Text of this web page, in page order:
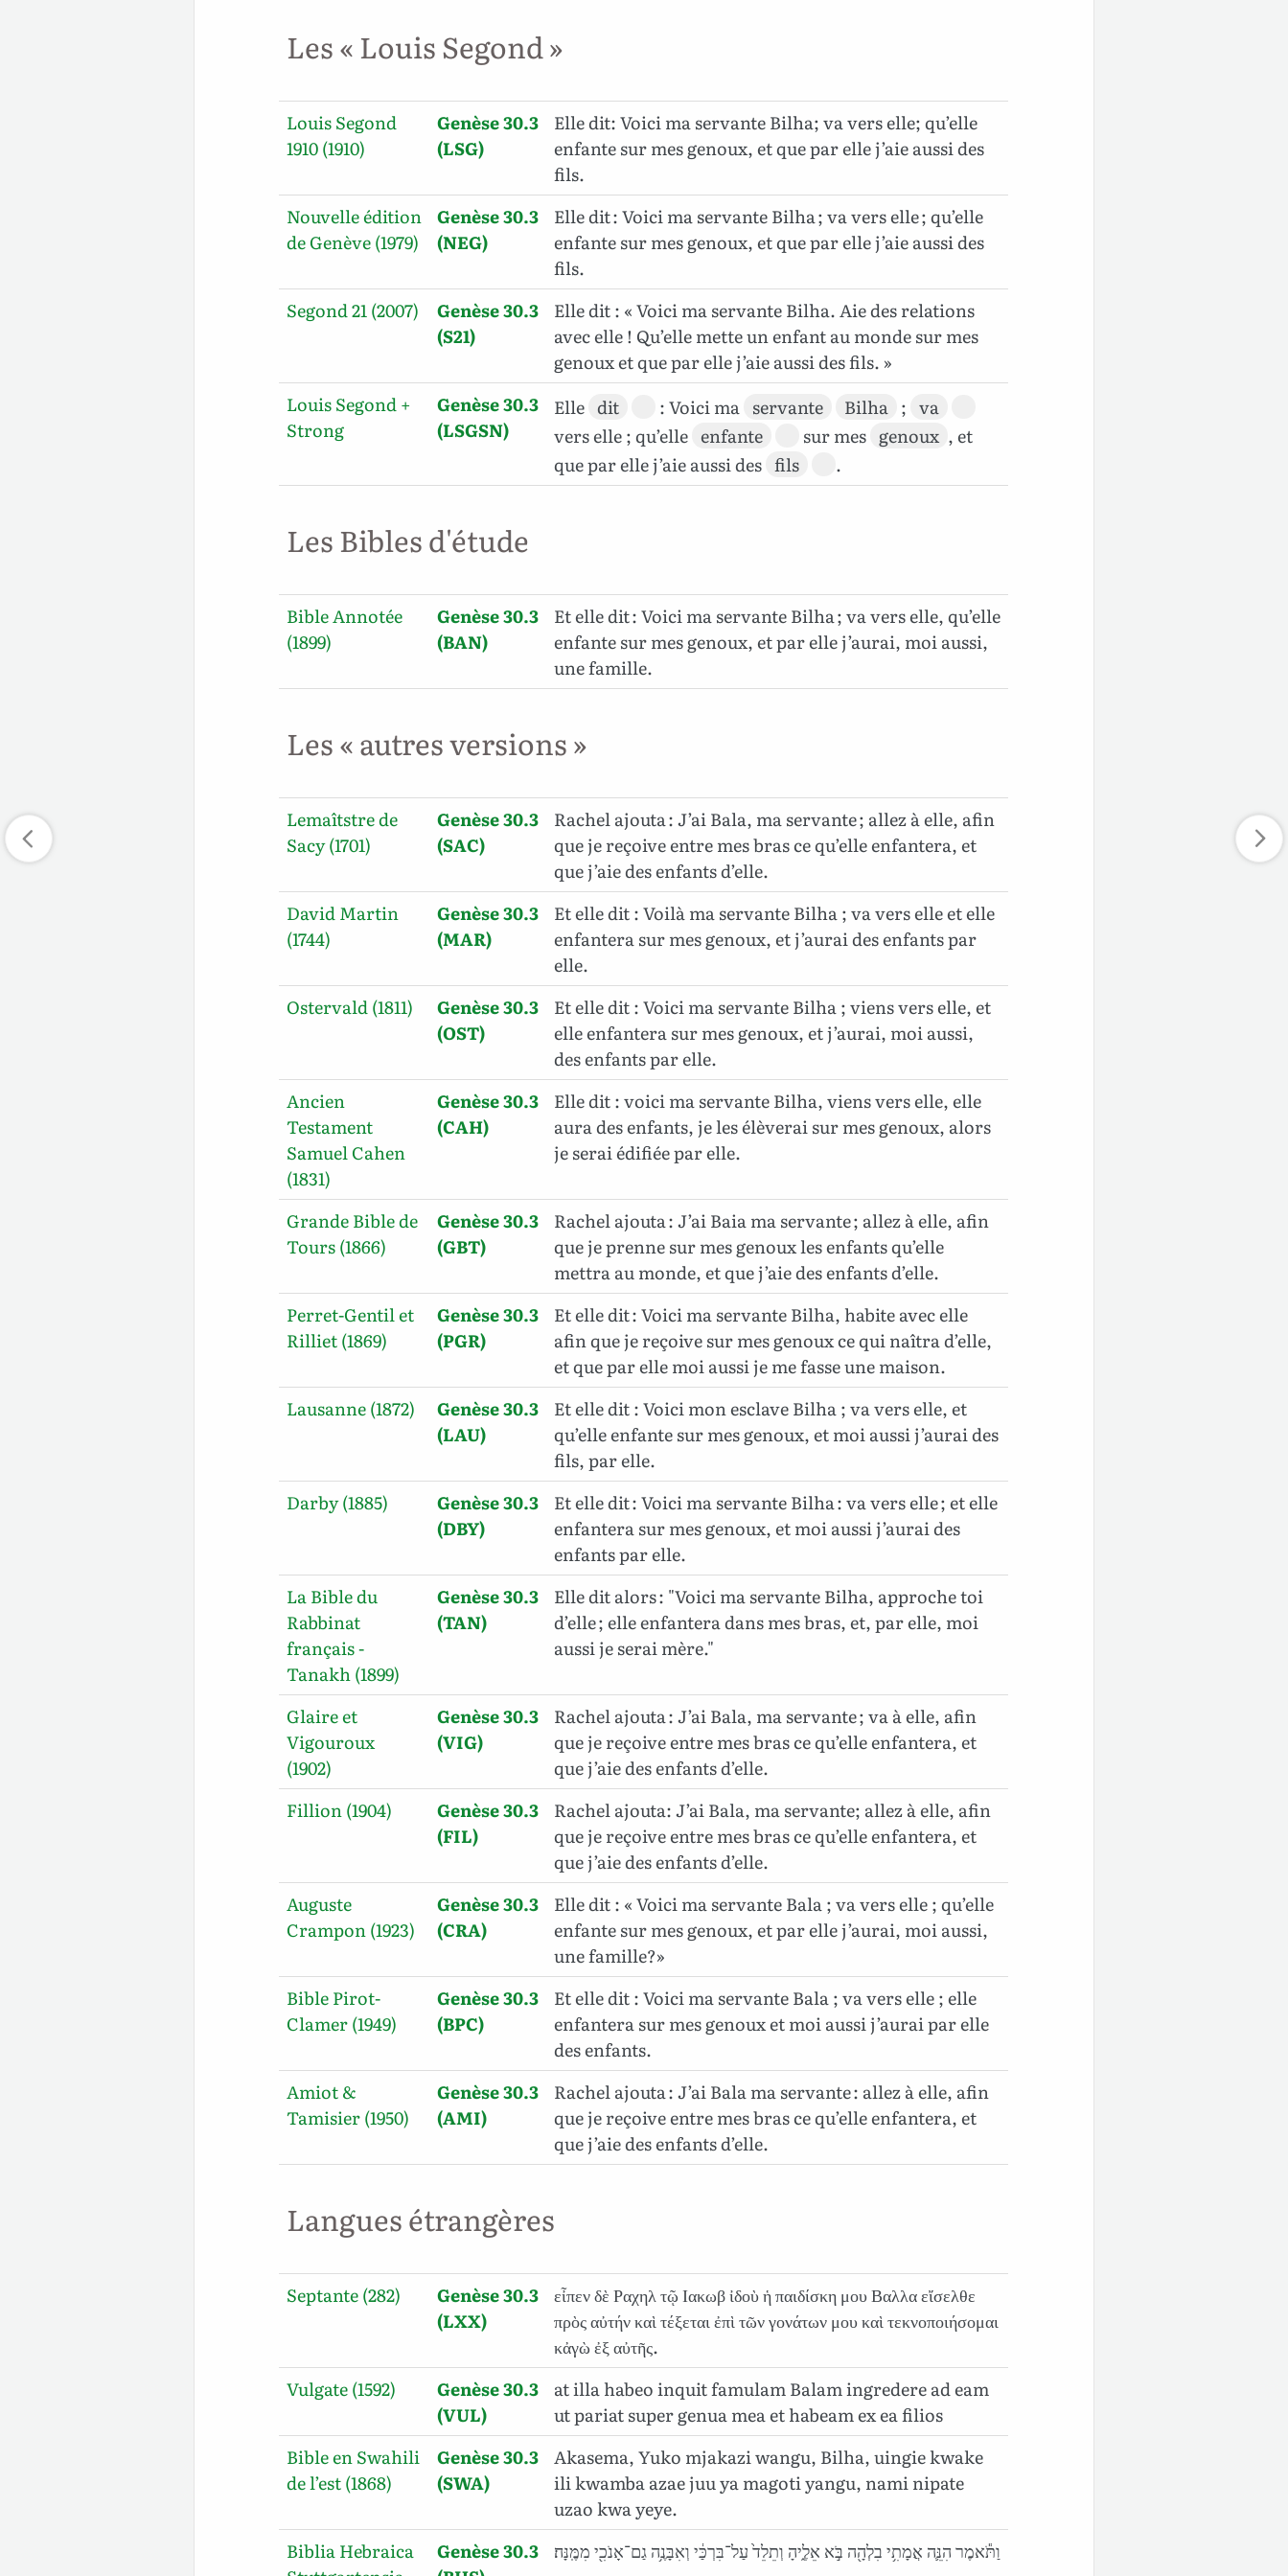
Les « Louis Segond »
Louis Segond
1910 (1910)
Genèse 30.3
(LSG)
Elle dit: Voici ma servante Bilha; va vers elle; qu’elle
enfante sur mes genoux, et que par elle j’aie aussi des
fils.
Nouvelle édition
de Genève (1979)
Genèse 30.3
(NEG)
Elle dit : Voici ma servante Bilha ; va vers elle ; qu’elle
enfante sur mes genoux, et que par elle j’aie aussi des
fils.
Segond 21 (2007)
Genèse 30.3
(S21)
Elle dit : « Voici ma servante Bilha. Aie des relations
avec elle ! Qu’elle mette un enfant au monde sur mes
genoux et que par elle j’aie aussi des fils. »
Louis Segond +
Strong
Genèse 30.3
(LSGSN)
Elle dit : Voici ma servante Bilha ; va
vers elle ; qu’elle enfante sur mes genoux , et
que par elle j’aie aussi des fils .
Les Bibles d'étude
Bible Annotée
(1899)
Genèse 30.3
(BAN)
Et elle dit : Voici ma servante Bilha ; va vers elle, qu’elle
enfante sur mes genoux, et par elle j’aurai, moi aussi,
une famille.
Les « autres versions »
Lemaîtstre de
Sacy (1701)
Genèse 30.3
(SAC)
Rachel ajouta : J’ai Bala, ma servante ; allez à elle, afin
que je reçoive entre mes bras ce qu’elle enfantera, et
que j’aie des enfants d’elle.
David Martin
(1744)
Genèse 30.3
(MAR)
Et elle dit : Voilà ma servante Bilha ; va vers elle et elle
enfantera sur mes genoux, et j’aurai des enfants par
elle.
Ostervald (1811)
Genèse 30.3
(OST)
Et elle dit : Voici ma servante Bilha ; viens vers elle, et
elle enfantera sur mes genoux, et j’aurai, moi aussi,
des enfants par elle.
Ancien
Testament
Samuel Cahen
(1831)
Genèse 30.3
(CAH)
Elle dit : voici ma servante Bilha, viens vers elle, elle
aura des enfants, je les élèverai sur mes genoux, alors
je serai édifiée par elle.
Grande Bible de
Tours (1866)
Genèse 30.3
(GBT)
Rachel ajouta : J’ai Baia ma servante ; allez à elle, afin
que je prenne sur mes genoux les enfants qu’elle
mettra au monde, et que j’aie des enfants d’elle.
Perret-Gentil et
Rilliet (1869)
Genèse 30.3
(PGR)
Et elle dit : Voici ma servante Bilha, habite avec elle
afin que je reçoive sur mes genoux ce qui naîtra d’elle,
et que par elle moi aussi je me fasse une maison.
Lausanne (1872)
Genèse 30.3
(LAU)
Et elle dit : Voici mon esclave Bilha ; va vers elle, et
qu’elle enfante sur mes genoux, et moi aussi j’aurai des
fils, par elle.
Darby (1885)
Genèse 30.3
(DBY)
Et elle dit : Voici ma servante Bilha : va vers elle ; et elle
enfantera sur mes genoux, et moi aussi j’aurai des
enfants par elle.
La Bible du
Rabbinat
français -
Tanakh (1899)
Genèse 30.3
(TAN)
Elle dit alors : "Voici ma servante Bilha, approche toi
d’elle ; elle enfantera dans mes bras, et, par elle, moi
aussi je serai mère."
Glaire et
Vigouroux
(1902)
Genèse 30.3
(VIG)
Rachel ajouta : J’ai Bala, ma servante ; va à elle, afin
que je reçoive entre mes bras ce qu’elle enfantera, et
que j’aie des enfants d’elle.
Fillion (1904)
Genèse 30.3
(FIL)
Rachel ajouta: J’ai Bala, ma servante; allez à elle, afin
que je reçoive entre mes bras ce qu’elle enfantera, et
que j’aie des enfants d’elle.
Auguste
Crampon (1923)
Genèse 30.3
(CRA)
Elle dit : « Voici ma servante Bala ; va vers elle ; qu’elle
enfante sur mes genoux, et par elle j’aurai, moi aussi,
une famille?»
Bible Pirot-
Clamer (1949)
Genèse 30.3
(BPC)
Et elle dit : Voici ma servante Bala ; va vers elle ; elle
enfantera sur mes genoux et moi aussi j’aurai par elle
des enfants.
Amiot &
Tamisier (1950)
Genèse 30.3
(AMI)
Rachel ajouta : J’ai Bala ma servante : allez à elle, afin
que je reçoive entre mes bras ce qu’elle enfantera, et
que j’aie des enfants d’elle.
Langues étrangères
Septante (282)
Genèse 30.3
(LXX)
εἶπεν δὲ Ραχηλ τῷ Ιακωβ ἰδοὺ ἡ παιδίσκη μου Βαλλα εἴσελθε
πρὸς αὐτήν καὶ τέξεται ἐπὶ τῶν γονάτων μου καὶ τεκνοποιήσομαι
κἀγὼ ἐξ αὐτῆς.
Vulgate (1592)
Genèse 30.3
(VUL)
at illa habeo inquit famulam Balam ingredere ad eam
ut pariat super genua mea et habeam ex ea filios
Bible en Swahili
de l’est (1868)
Genèse 30.3
(SWA)
Akasema, Yuko mjakazi wangu, Bilha, uingie kwake
ili kwamba azae juu ya magoti yangu, nami nipate
uzao kwa yeye.
Biblia Hebraica
Genèse 30.3
וַתֹּ֕אמֶר הִנֵּ֛ה אֲמָתִ֥י בִלְהָ֖ה בֹּ֣א אֵלֶ֑יהָ וְתֵלֵד֙ עַל־בִּרְכַּ֔י וְאִבָּנֶ֥ה גַם־אָנֹכִ֖י מִמֶּֽנָּה׃